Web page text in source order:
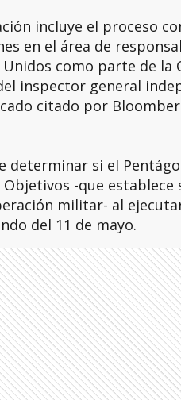
incluye el proceso
en el área de
Unidos como parte de la
inspector general
citado por
determinar si el
-que establece
militar- al
del 11 de mayo.